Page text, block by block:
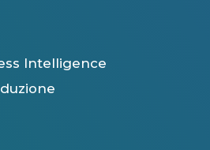
Intelligence